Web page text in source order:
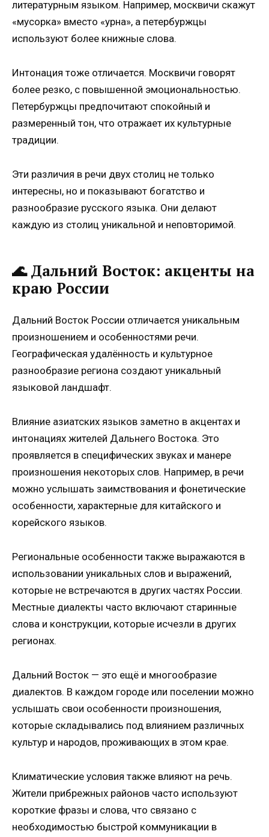
литературным языком. Например, москвичи скажут
«мусорка» вместо «урна», а петербуржцы
используют более книжные слова.
Интонация тоже отличается. Москвичи говорят
более резко, с повышенной эмоциональностью.
Петербуржцы предпочитают спокойный и
размеренный тон, что отражает их культурные
традиции.
Эти различия в речи двух столиц не только
интересны, но и показывают богатство и
разнообразие русского языка. Они делают
каждую из столиц уникальной и неповторимой.
🌊 Дальний Восток: акценты на
краю России
Дальний Восток России отличается уникальным
произношением и особенностями речи.
Географическая удалённость и культурное
разнообразие региона создают уникальный
языковой ландшафт.
Влияние азиатских языков заметно в акцентах и
интонациях жителей Дальнего Востока. Это
проявляется в специфических звуках и манере
произношения некоторых слов. Например, в речи
можно услышать заимствования и фонетические
особенности, характерные для китайского и
корейского языков.
Региональные особенности также выражаются в
использовании уникальных слов и выражений,
которые не встречаются в других частях России.
Местные диалекты часто включают старинные
слова и конструкции, которые исчезли в других
регионах.
Дальний Восток — это ещё и многообразие
диалектов. В каждом городе или поселении можно
услышать свои особенности произношения,
которые складывались под влиянием различных
культур и народов, проживающих в этом крае.
Климатические условия также влияют на речь.
Жители прибрежных районов часто используют
короткие фразы и слова, что связано с
необходимостью быстрой коммуникации в